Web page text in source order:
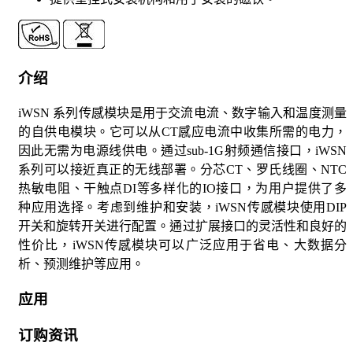
介绍
iWSN 系列传感模块是用于交流电流、数字输入和温度测量
的自供电模块。它可以从CT感应电流中收集所需的电力，
因此无需为电源线供电。通过sub-1G射频通信接口，iWSN
系列可以接近真正的无线部署。分芯CT、罗氏线圈、NTC
热敏电阻、干触点DI等多样化的IO接口，为用户提供了多
种应用选择。考虑到维护和安装，iWSN传感模块使用DIP
开关和旋转开关进行配置。通过扩展接口的灵活性和良好的
性价比，iWSN传感模块可以广泛应用于省电、大数据分
析、预测维护等应用。
应用
订购资讯